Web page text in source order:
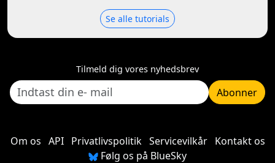
Se alle tutorials
Tilmeld dig vores nyhedsbrev
Abonner
Om os API Privatlivspolitik Servicevilkår
Kontakt os
Følg os på BlueSky